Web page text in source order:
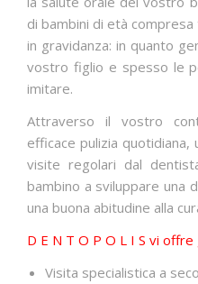
di bambini di età
in gravidanza: in quanto
vostro figlio e spesso le
imitare.
Attraverso il vostro
efficace pulizia quotidiana,
visite regolari dal
bambino a sviluppare una
una buona abitudine alla
D E N T O P O L I S vi
Visita specialistica a